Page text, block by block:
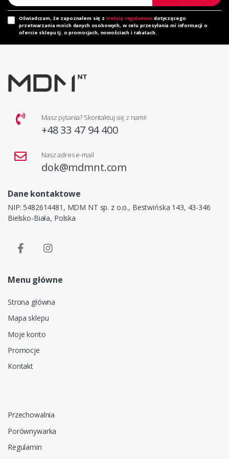
Oświadczam, że zapoznałem się z treścią regulaminu dotyczącego
przetwarzania moich danych osobowych, w celu przesyłania mi informacji o
ofercie sklepu tj. o promocjach, nowościach i rabatach.
Masz pytania? Skontaktuj się z nami!
+48 33 47 94 400
Nasz adres e-mail
dok@mdmnt.com
Dane kontaktowe
NIP: 5482614481, MDM NT sp. z o.o., Bestwińska 143, 43-346
Bielsko-Biała, Polska
Menu główne
Strona główna
Mapa sklepu
Moje konto
Promocje
Kontakt
Przechowalnia
Porównywarka
Regulamin